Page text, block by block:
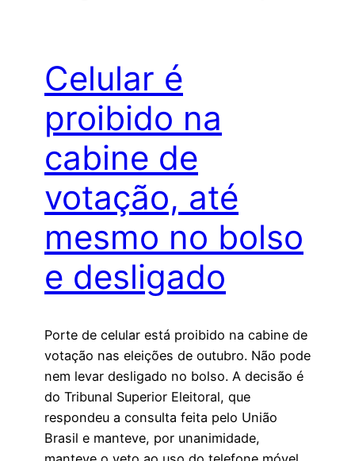
Celular é
proibido na
cabine de
votação, até
mesmo no bolso
e desligado
Porte de celular está proibido na cabine de
votação nas eleições de outubro. Não pode
nem levar desligado no bolso. A decisão é
do Tribunal Superior Eleitoral, que
respondeu a consulta feita pelo União
Brasil e manteve, por unanimidade,